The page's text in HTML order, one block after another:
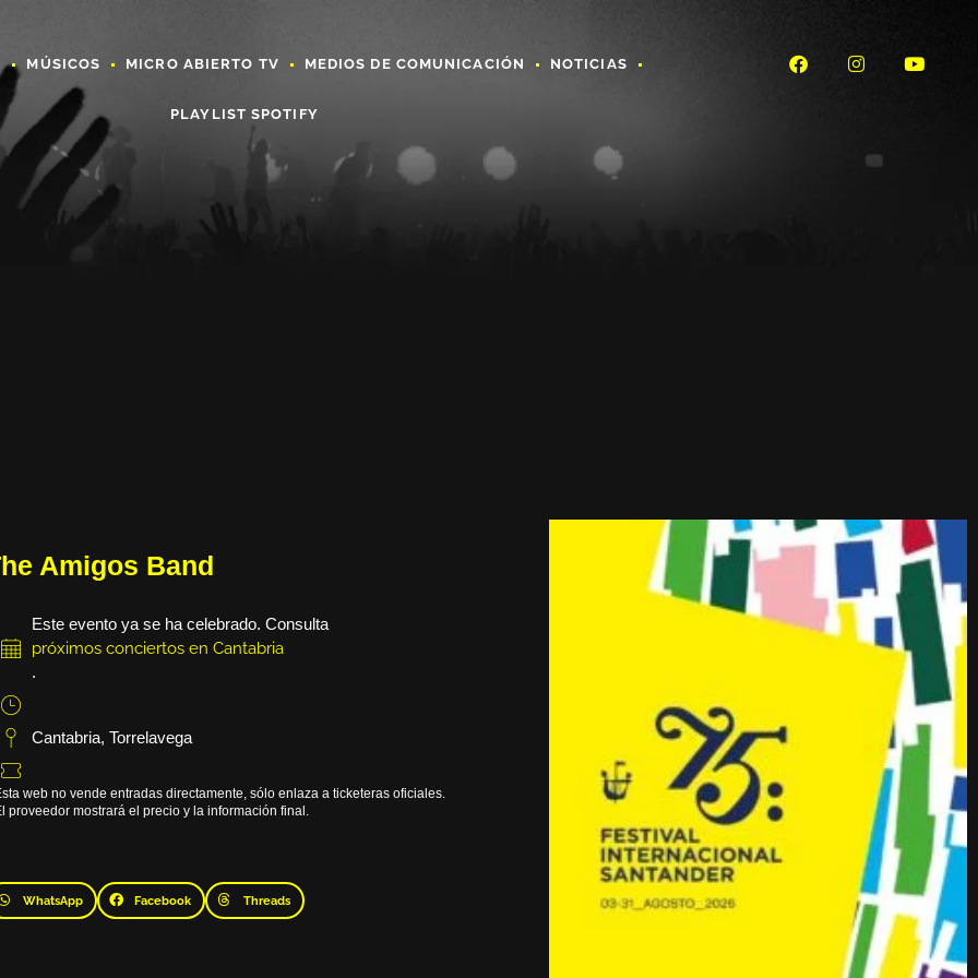
MÚSICOS MICRO ABIERTO TV MEDIOS DE COMUNICACIÓN NOTICIAS
PLAYLIST SPOTIFY
Amigos Band
Este evento ya se ha celebrado. Consulta
próximos conciertos en Cantabria
.
Cantabria, Torrelavega
web no vende entradas directamente, sólo enlaza a ticketeras oficiales.
proveedor mostrará el precio y la información final.
WhatsApp Facebook Threads